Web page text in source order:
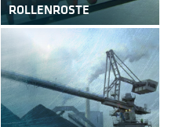
ROLLENROSTE